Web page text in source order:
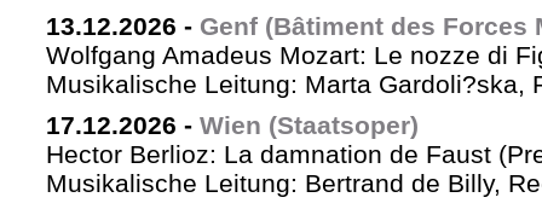
13.12.2026 - Genf (Bâtiment des Forces
Wolfgang Amadeus Mozart: Le nozze di
Musikalische Leitung: Marta Gardoli?ska,
17.12.2026 - Wien (Staatsoper)
Hector Berlioz: La damnation de Faust
Musikalische Leitung: Bertrand de Billy,